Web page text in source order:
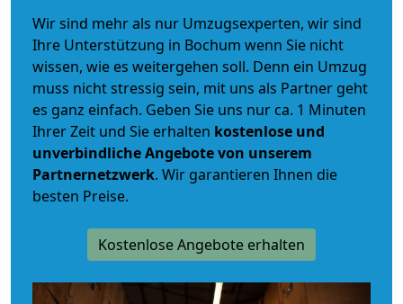
Wir sind mehr als nur Umzugsexperten, wir sind
Ihre Unterstützung in Bochum wenn Sie nicht
wissen, wie es weitergehen soll. Denn ein Umzug
muss nicht stressig sein, mit uns als Partner geht
es ganz einfach. Geben Sie uns nur ca. 1 Minuten
Ihrer Zeit und Sie erhalten kostenlose und
unverbindlicheAngebote von unserem
Partnernetzwerk. Wir garantieren Ihnen die
besten Preise.
Kostenlose Angebote erhalten